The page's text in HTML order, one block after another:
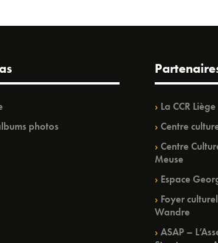
photos
La CCR Liège
Centre
Centre
Meuse
Espace
Foyer
Wandre
ASAP –